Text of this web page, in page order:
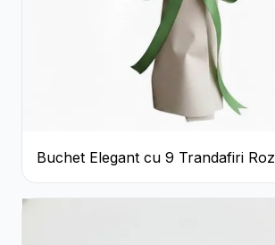
Buchet Elegant cu 9 Trandafiri Roz